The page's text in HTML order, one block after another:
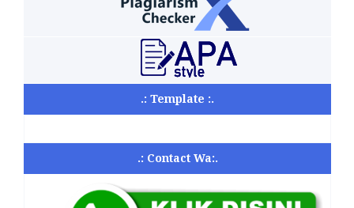
.: Template :.
.: Contact Wa:.